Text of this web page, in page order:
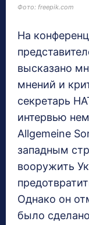
Фото: freepik.com
На
высказано
мнений и
секретарь
интервью
Allgemeine
западным
вооружить
Однако он
было